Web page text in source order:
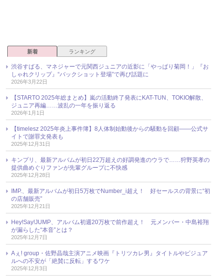
新着 ランキング
渋谷すばる、マネジャーで元関西ジュニアの近影に「やっぱり菊岡！」『お
しゃれクリップ』“バックショット登場”で再び話題に
2026年3月22日
【STARTO 2025年総まとめ】嵐の活動終了発表にKAT-TUN、TOKIO解散、
ジュニア再編……波乱の一年を振り返る
2026年1月1日
【timelesz 2025年炎上事件簿】8人体制始動後からの騒動を回顧――公式サ
イトで謝罪文発表も
2025年12月31日
キンプリ、最新アルバムが初日22万超えの好調発進のウラで……狩野英孝の
提供曲めぐりファンが先輩グループに不快感
2025年12月28日
IMP.、最新アルバムが初日5万枚でNumber_i超え！ 好セールスの背景に“初
の店舗販売”
2025年12月21日
Hey!Say!JUMP、アルバム初週20万枚で前作超え！ 元メンバー・中島裕翔
が漏らした“本音”とは？
2025年12月7日
Aぇ! group・佐野晶哉主演アニメ映画『トリツカレ男』タイトルやビジュア
ルへの不安が「絶賛に反転」するワケ
2025年12月3日